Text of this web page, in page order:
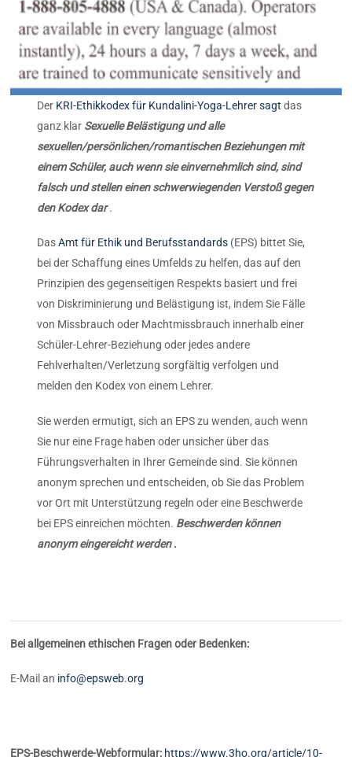
Der KRI-Ethikkodex für Kundalini-Yoga-Lehrer sagt das
ganz klar Sexuelle Belästigung und alle
sexuellen/persönlichen/romantischen Beziehungen mit
einem Schüler, auch wenn sie einvernehmlich sind, sind
falsch und stellen einen schwerwiegenden Verstoß gegen
den Kodex dar .
DasAmt für Ethik und Berufsstandards (EPS) bittet Sie,
bei der Schaffung eines Umfelds zu helfen, das auf den
Prinzipien des gegenseitigen Respekts basiert und frei
von Diskriminierung und Belästigung ist, indem Sie Fälle
von Missbrauch oder Machtmissbrauch innerhalb einer
Schüler-Lehrer-Beziehung oder jedes andere
Fehlverhalten/Verletzung sorgfältig verfolgen und
melden den Kodex von einem Lehrer.
Sie werden ermutigt, sich an EPS zu wenden, auch wenn
Sie nur eine Frage haben oder unsicher über das
Führungsverhalten in Ihrer Gemeinde sind. Sie können
anonym sprechen und entscheiden, ob Sie das Problem
vor Ort mit Unterstützung regeln oder eine Beschwerde
bei EPS einreichen möchten. Beschwerden können
anonym eingereicht werden.
Bei allgemeinen ethischen Fragen oder Bedenken:
E-Mail an info@epsweb.org
EPS-Beschwerde-Webformular: https://www.3ho.org/article/10-